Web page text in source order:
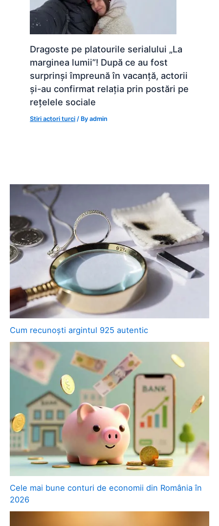
Dragoste pe platourile serialului „La
marginea lumii”! După ce au fost
surprinși împreună în vacanță, actorii
și-au confirmat relația prin postări pe
rețelele sociale
Stiri actori turci / Byadmin
Cum recunoști argintul 925 autentic
Cele mai bune conturi de economii din România în
2026